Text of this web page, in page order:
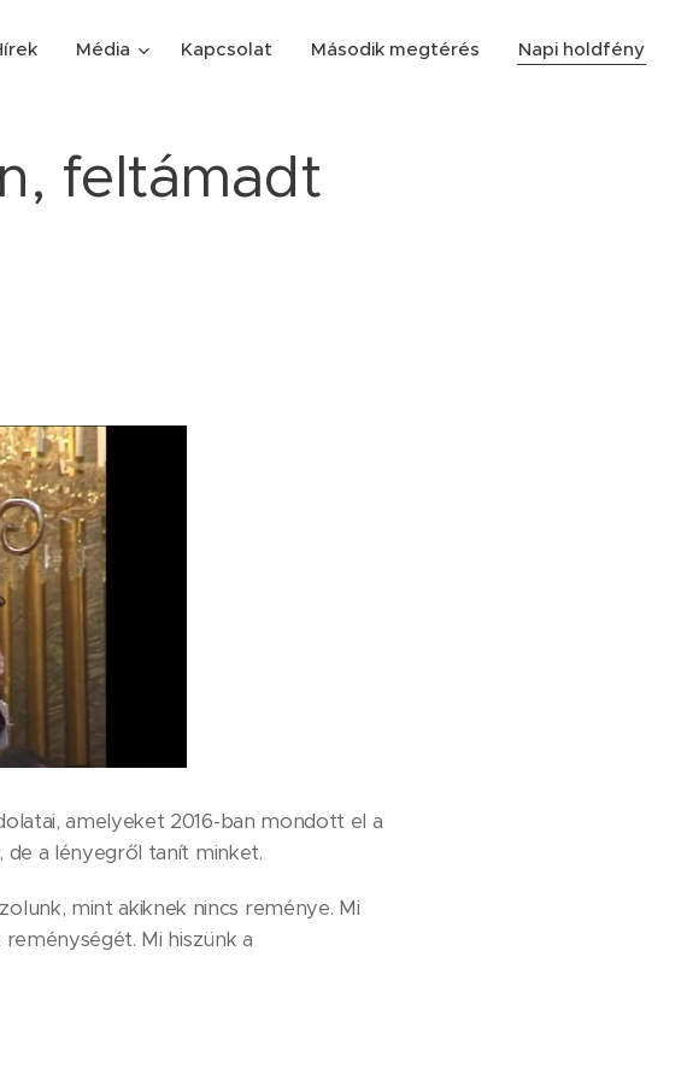
Média Kapcsolat Második megtérés Napi holdfény
feltámadt
amelyeket 2016-ban mondott el a
de a lényegről tanít minket.
mint akiknek nincs reménye. Mi
Mi hiszünk a